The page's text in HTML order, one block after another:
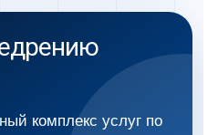
комплекс услуг по